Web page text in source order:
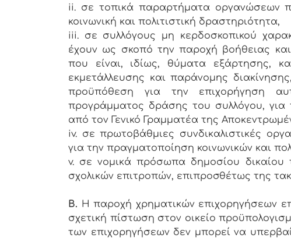
ii. σε τοπικά παραρτήματα οργανώσεων
κοινωνική και πολιτιστική δραστηριότητα,
iii. σε συλλόγους μη κερδοσκοπικού
έχουν ως σκοπό την παροχή βοήθειας
που είναι, ιδίως, θύματα εξάρτησης,
εκμετάλλευσης και παράνομης
προϋπόθεση για την επιχορήγηση
προγράμματος δράσης του συλλόγου, για
από τον Γενικό Γραμματέα της
iv. σε πρωτοβάθμιες συνδικαλιστικές
για την πραγματοποίηση κοινωνικών και
v. σε νομικά πρόσωπα δημοσίου δικαίου
σχολικών επιτροπών, επιπροσθέτως της
Β. Η παροχή χρηματικών επιχορηγήσεων
σχετική πίστωση στον οικείο
των επιχορηγήσεων δεν μπορεί να